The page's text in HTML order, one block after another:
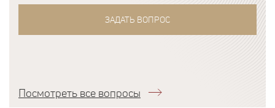
ЗАДАТЬ ВОПРОС
Посмотреть все вопросы